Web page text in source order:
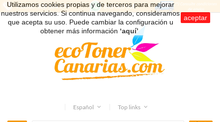
Utilizamos cookies propias y de terceros para mejorar
nuestros servicios. Si continua navegando, consideramos
que acepta su uso. Puede cambiar la configuración u
obtener más información ‘aquí’.
aceptar
Español Top links